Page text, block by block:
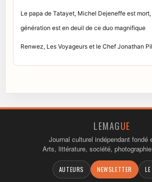
Le papa de Tatayet, Michel Dejeneffe est
génération est en deuil de ce duo magnifique
Renwez, Les Voyageurs et le Chef Jonathan
LEMAGUE
Journal culturel indépendant fondé
Arts, littérature, société,
AUTEURS NEWSLETTER